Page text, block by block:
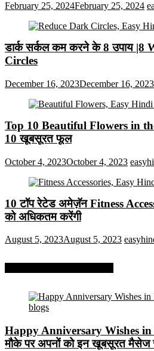
February 25, 2024February 25, 2024
डार्क सर्कल कम करने के 8 उपाय |8
Circles
December 16, 2023December 16, 2023
Top 10 Beautiful Flowers in
10 खूबसूरत फूल
October 4, 2023October 4, 2023
10 टॉप रेटेड अमेज़ॅन Fitness
को अधिकतम करेंगी
August 5, 2023August 5, 2023
Happy Anniversary Wishes in
मौके पर अपनों को इन खूबसूरत मैसेज